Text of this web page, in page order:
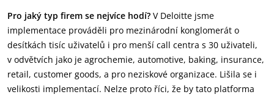
Pro jaký typ firem se nejvíce hodí? V Deloitte jsme
implementace prováděli pro mezinárodní konglomerát o
desítkách tisíc uživatelů i pro menší call centra s 30 uživateli,
v odvětvích jako je agrochemie, automotive, baking, insurance,
retail, customer goods, a pro neziskové organizace. Lišila se i
velikosti implementací. Nelze proto říci, že by tato platforma